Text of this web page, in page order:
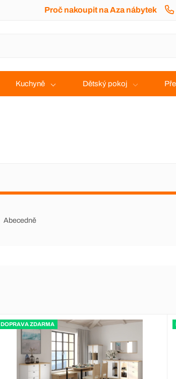
Proč nakoupit na Aza nábytek
Kuchyně Dětský pokoj
Abecedně
DOPRAVA ZDARMA